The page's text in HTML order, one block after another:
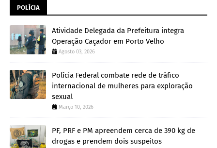
POLÍCIA
Atividade Delegada da Prefeitura integra
Operação Caçador em Porto Velho
Agosto 03, 2026
Polícia Federal combate rede de tráfico
internacional de mulheres para exploração
sexual
Março 10, 2026
PF, PRF e PM apreendem cerca de 390 kg de
drogas e prendem dois suspeitos